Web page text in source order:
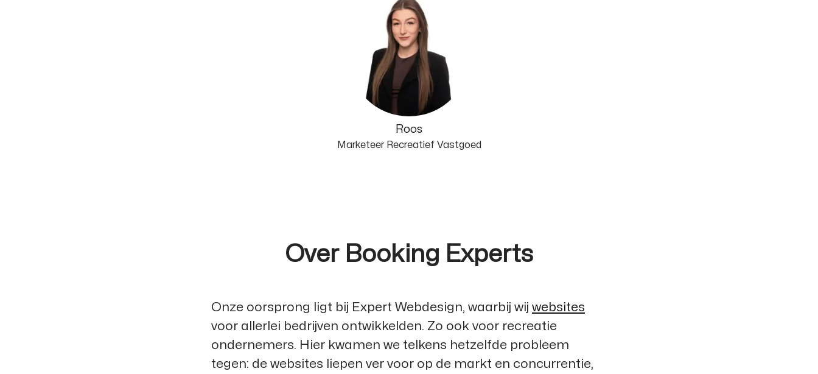
Roos
Marketeer Recreatief Vastgoed
Over Booking Experts
Onze oorsprong ligt bij Expert Webdesign, waarbij wij websites
voor allerlei bedrijven ontwikkelden. Zo ook voor recreatie
ondernemers. Hier kwamen we telkens hetzelfde probleem
tegen: de websites liepen ver voor op de markt en concurrentie,